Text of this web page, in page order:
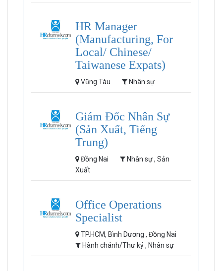
HR Manager
(Manufacturing, For
Local/ Chinese/
Taiwanese Expats)
Vũng Tàu Nhân sự
Giám Đốc Nhân Sự
(Sản Xuất, Tiếng
Trung)
Đồng Nai
Nhân sự , Sản
Xuất
Office Operations
Specialist
TP.HCM, Bình Dương , Đồng Nai
Hành chánh/Thư ký , Nhân sự